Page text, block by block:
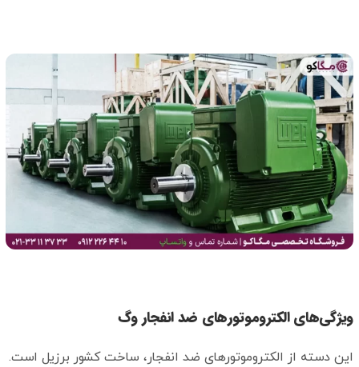
ویژگی‌های الکتروموتورهای ضد انفجار وگ
این دسته از الکتروموتورهای ضد انفجار، ساخت کشور برزیل است.